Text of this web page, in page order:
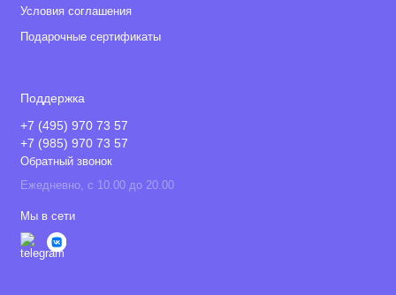
Условия соглашения
Подарочные сертификаты
Поддержка
+7 (495) 970 73 57
+7 (985) 970 73 57
Обратный звонок
Ежедневно, с 10.00 до 20.00
Мы в сети